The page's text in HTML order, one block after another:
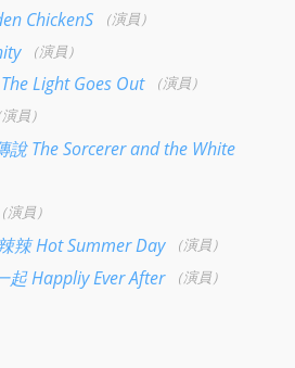
ChickenS （演員）
（演員）
Light Goes Out （演員）
演員）
說 The Sorcerer and the White
（演員）
辣 Hot Summer Day （演員）
起 Happliy Ever After （演員）